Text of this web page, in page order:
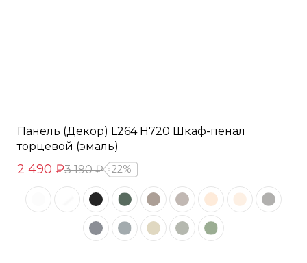
Панель (Декор) L264 H720 Шкаф-пенал
торцевой (эмаль)
2 490 ₽3 190 ₽ 22%